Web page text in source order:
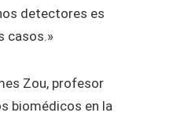
detectores es
casos.»
Zou, profesor
biomédicos en la